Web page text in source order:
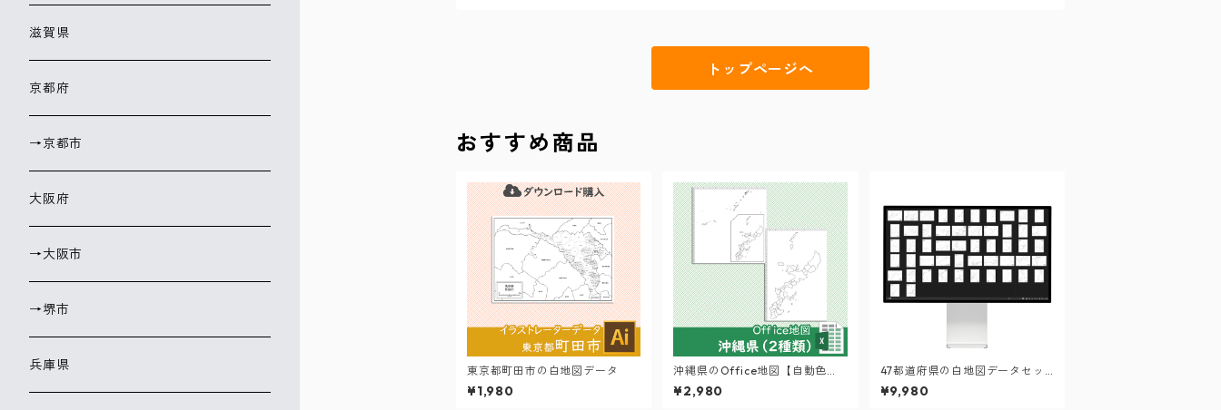
トップページへ
おすすめ商品
東京都町田市の白地図データ
¥1,980
沖縄県のOffice地図【自動色塗
り機能付き】
¥2,980
47都道府県の白地図データセッ
ト：市区町村も記載の地図デー
タ（PDF・Aiファイル）
¥9,980
滋賀県
京都府
→京都市
大阪府
→大阪市
→堺市
兵庫県